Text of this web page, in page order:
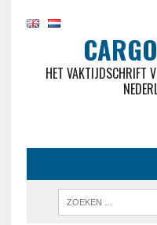
HET VAKTIJDSCHRIFT